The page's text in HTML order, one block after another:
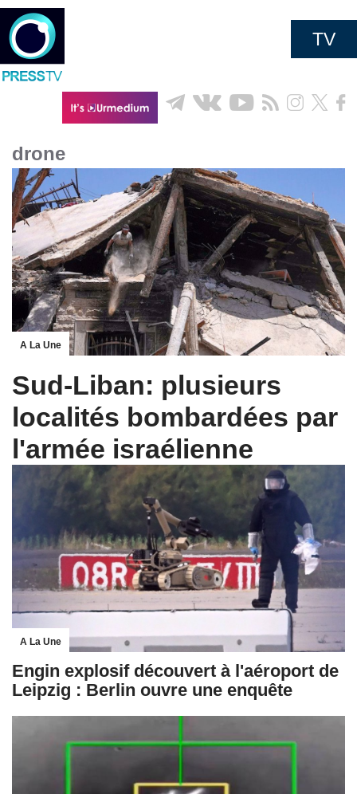
TV
drone
A La Une
Sud-Liban: plusieurs
localités bombardées par
l'armée israélienne
A La Une
Engin explosif découvert à l'aéroport de
Leipzig : Berlin ouvre une enquête